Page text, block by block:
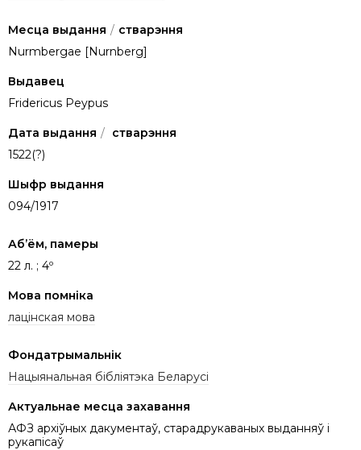
Месца выдання / стварэння
Nurmbergae [Nurnberg]
Выдавец
Fridericus Peypus
Дата выдання / стварэння
1522(?)
Шыфр выдання
094/1917
Аб’ём, памеры
22 л. ; 4º
Мова помніка
лацінская мова
Фондатрымальнік
Нацыянальная бібліятэка Беларусі
Актуальнае месца захавання
АФЗ архіўных дакументаў, старадрукаваных выданняў і
рукапісаў